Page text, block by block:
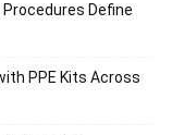
Define
PPE Kits Across